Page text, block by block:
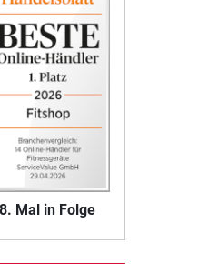
Mal in Folge